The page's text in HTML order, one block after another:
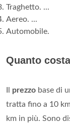
Traghetto. ...
Aereo. ...
Automobile.
Quanto
prezzo base di
tratta fino a 10
km in più. Sono